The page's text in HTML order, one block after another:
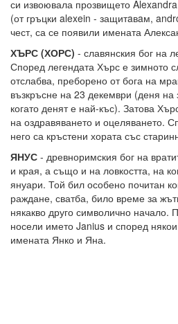
си извоювала прозвището
(от гръцки alexein - защитaвaм,
чест, са се появили имената
ХЪРС (ХОРС) - славянския бог на
Според легендата Хърс е зимното
отслабва, преборено от бога на
възкръсне на 23 декември (деня на
когато денят е най-къс). Затова
на оздравяването и оцеляването.
него са кръстени хората със
ЯНУС - древноримския бог на
и края, а също и на ловкостта, на
януари. Той бил особено почитан
раждане, сватба, било време за
някакво друго символично начало.
носели името Janius и според
имената Янко и Яна.